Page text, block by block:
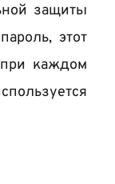
защиты
этот
каждом